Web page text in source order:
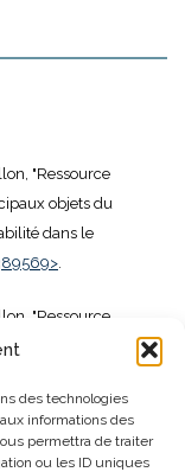
des technologies
informations des
permettra de traiter
ou les ID uniques
"Ressource
objets du
dans le
"Ressource
IFC
"Ressource